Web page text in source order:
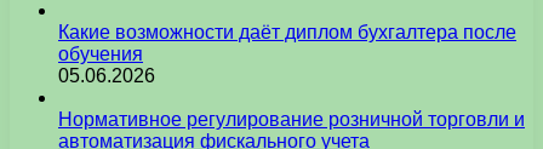
Какие возможности даёт диплом бухгалтера после
обучения
05.06.2026
Нормативное регулирование розничной торговли и
автоматизация фискального учета